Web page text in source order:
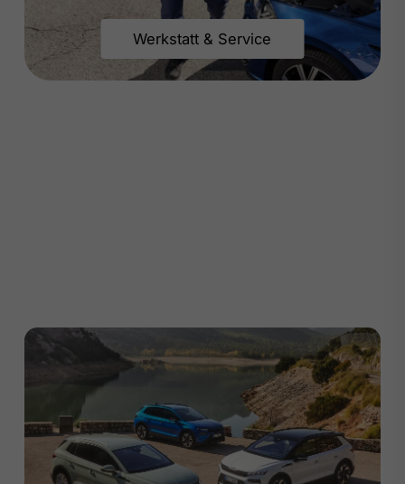
Werkstatt & Service